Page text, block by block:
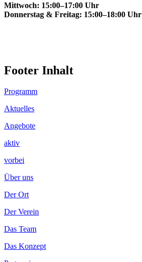
Mittwoch: 15:00–17:00 Uhr
Donnerstag & Freitag: 15:00–18:00 Uhr
Footer Inhalt
Programm
Aktuelles
Angebote
aktiv
vorbei
Über uns
Der Ort
Der Verein
Das Team
Das Konzept